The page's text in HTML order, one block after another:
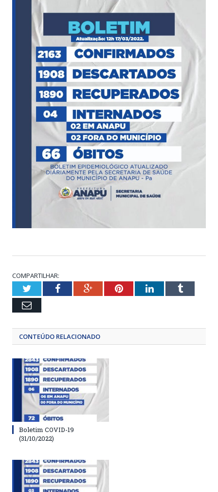
COMPARTILHAR:
TwitterFacebookGoogle+PinterestLinkedInTumblr
Email
CONTEÚDO RELACIONADO
Boletim COVID-19
(31/10/2022)